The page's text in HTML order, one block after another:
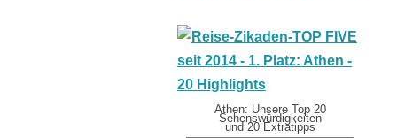
Athen: Unsere Top 20
Sehenswürdigkeiten
und 20 Extratipps